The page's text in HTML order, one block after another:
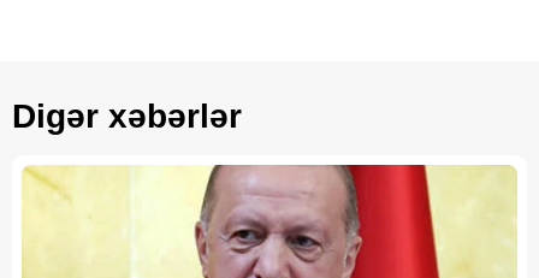
Digər xəbərlər